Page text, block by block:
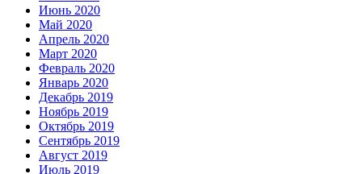
Июнь 2020
Май 2020
Апрель 2020
Март 2020
Февраль 2020
Январь 2020
Декабрь 2019
Ноябрь 2019
Октябрь 2019
Сентябрь 2019
Август 2019
Июль 2019